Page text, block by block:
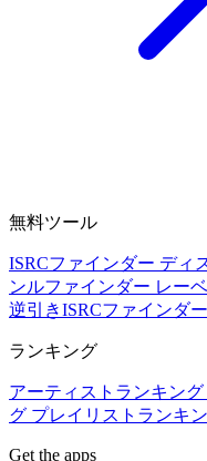
無料ツール
ISRCファインダー ディ
ンルファインダー レー
逆引きISRCファインダー
ランキング
アーティストランキング
グ プレイリストランキ
Get the apps